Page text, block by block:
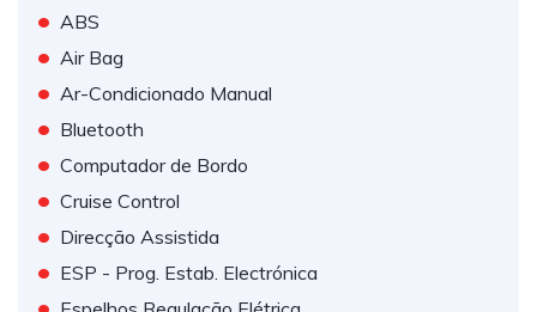
• ABS
• Air Bag
• Ar-Condicionado Manual
• Bluetooth
• Computador de Bordo
• Cruise Control
• Direcção Assistida
• ESP - Prog. Estab. Electrónica